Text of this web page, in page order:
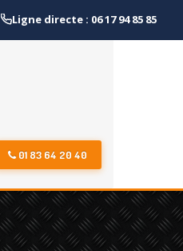
Ligne directe : 06 17 94 85 85
01 83 64 20 40